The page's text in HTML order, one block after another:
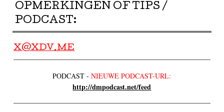
OPMERKINGEN OF TIPS /
PODCAST:
X@XDV.ME
PODCAST -NIEUWE PODCAST-URL:
http://dmpodcast.net/feed